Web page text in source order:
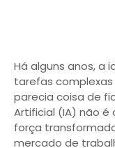
Há alguns anos, a
tarefas
parecia coisa de
Artificial (IA) não é
força
mercado de